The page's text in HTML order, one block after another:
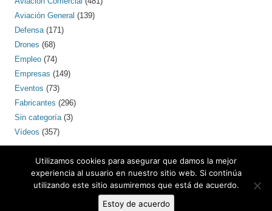
Aviación General (139)
Defensa (171)
Drones (68)
Empleo (74)
Empresas (149)
Eventos (73)
Fabricantes (296)
Sin categoría (3)
Vídeos (357)
Contacto: bcnaero (arroba) gmail.com
Utilizamos cookies para asegurar que damos la mejor
experiencia al usuario en nuestro sitio web. Si continúa
utilizando este sitio asumiremos que está de acuerdo.
Estoy de acuerdo